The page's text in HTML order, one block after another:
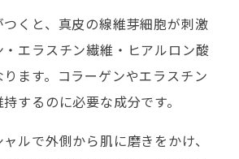
くと、真皮の線維芽細胞が刺激
エラスチン繊維・ヒアルロン酸
ます。コラーゲンやエラスチン
するのに必要な成分です。
ルで外側から肌に磨きをかけ、